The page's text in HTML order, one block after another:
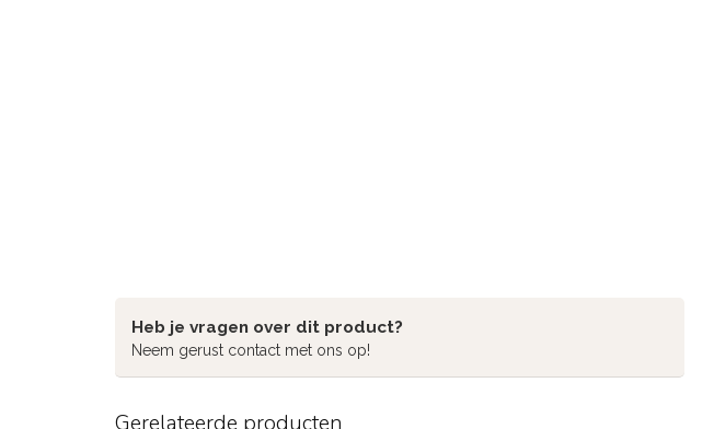
Heb je vragen over dit product?
Neem gerust contact met ons op!
Gerelateerde producten